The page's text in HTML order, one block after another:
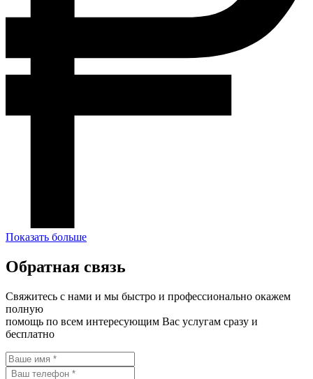
Показать больше
Обратная связь
Свяжитесь с нами и мы быстро и профессионально окажем
полную
помощь по всем интересующим Вас услугам сразу и
бесплатно